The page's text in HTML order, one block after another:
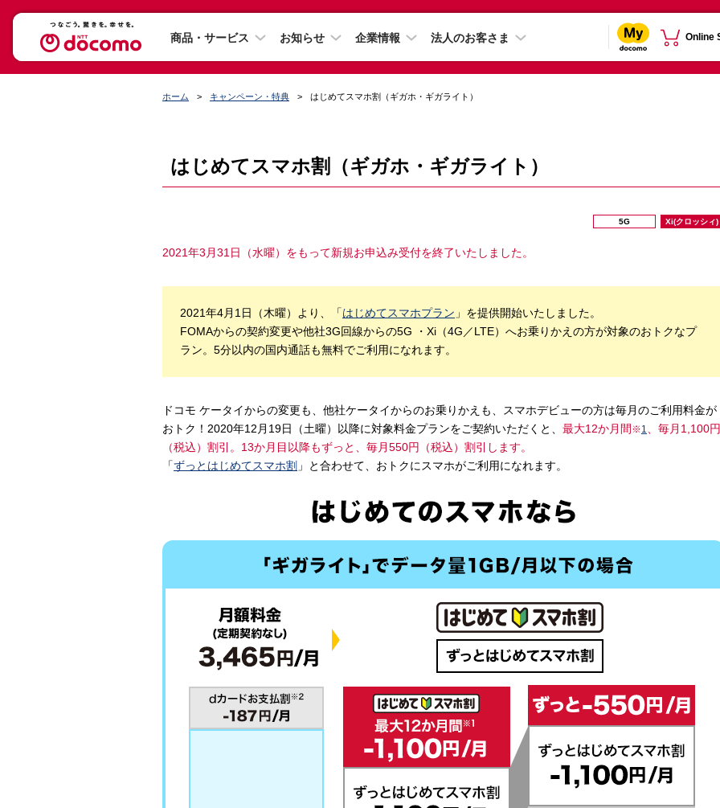
商品・サービス お知らせ 企業情報 法人のお客さま Online
ホーム キャンペーン・特典 はじめてスマホ割（ギガホ・ギガライト）
はじめてスマホ割（ギガホ・ギガライト）
5G Xi(クロッシィ)
2021年3月31日（水曜）をもって新規お申込み受付を終了いたしました。
2021年4月1日（木曜）より、「はじめてスマホプラン 」を提供開始いたしました。
FOMAからの契約変更や他社3G回線からの5G ・Xi（4G／LTE）へお乗りかえの方が対象のおトクなプ
ラン。5分以内の国内通話も無料でご利用になれます。
ドコモ ケータイからの変更も、他社ケータイからのお乗りかえも、スマホデビューの方は毎月のご利用料金が
おトク！2020年12月19日（土曜）以降に対象料金プランをご契約いただくと、 最大12か月間 ※1
、毎月1,100円
（税込）割引。13か月目以降もずっと、毎月550円（税込）割引します。
「ずっとはじめてスマホ割 」と合わせて、おトクにスマホがご利用になれます。